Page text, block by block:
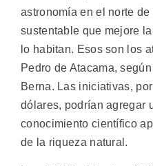
astronomía en el norte
sustentable que mejore
lo habitan. Esos son los
Pedro de Atacama,
Berna. Las iniciativas,
dólares, podrían agregar
conocimiento científico
de la riqueza natural.